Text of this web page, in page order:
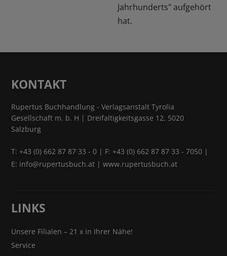
Jahrhunderts" aufgehört
hat.
KONTAKT
Rupertus Buchhandlung - Verlagsanstalt Tyrolia
Gesellschaft m. b. H | Dreifaltigkeitsgasse 12, 5020
Salzburg
T:+43 (0) 662 87 87 33 - 0 | F: +43 (0) 662 87 87 33 - 7050 |
E: info@rupertusbuch.at |www.rupertusbuch.at
LINKS
Unsere Filialen – 21 x in Ihrer Nähe!
Service